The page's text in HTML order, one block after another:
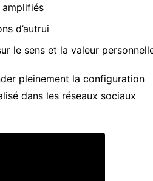
d’autrui
le sens et la valeur
pleinement la configuration
dans les réseaux sociaux